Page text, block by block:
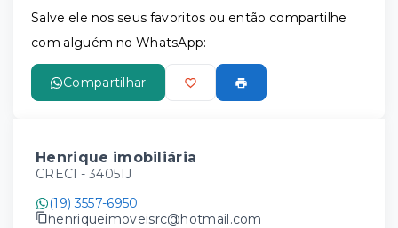
Salve ele nos seus favoritos ou então compartilhe
com alguém no WhatsApp:
Compartilhar
Henrique imobiliária
CRECI - 34051J
(19) 3557-6950
henriqueimoveisrc@hotmail.com